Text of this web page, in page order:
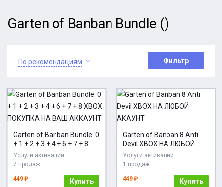
Garten of Banban Bundle ()
По рекомендациям Фильтр
Garten of Banban Bundle: 0
+ 1 + 2 + 3 + 4 + 6 + 7 + 8
XBOX ПОКУПКА НА ВАШ
АККАУНТ
Услуги активации
7 продаж
449 ₽ Купить
Garten of Banban 8 Anti
Devil XBOX НА ЛЮБОЙ
АКАУНТ
Услуги активации
1 продаж
449 ₽ Купить